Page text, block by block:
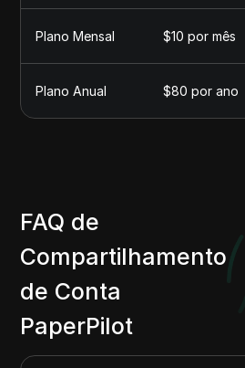
Plano Mensal $10 por mês
Plano Anual $80 por ano
FAQ de
Compartilhamento
de Conta
PaperPilot